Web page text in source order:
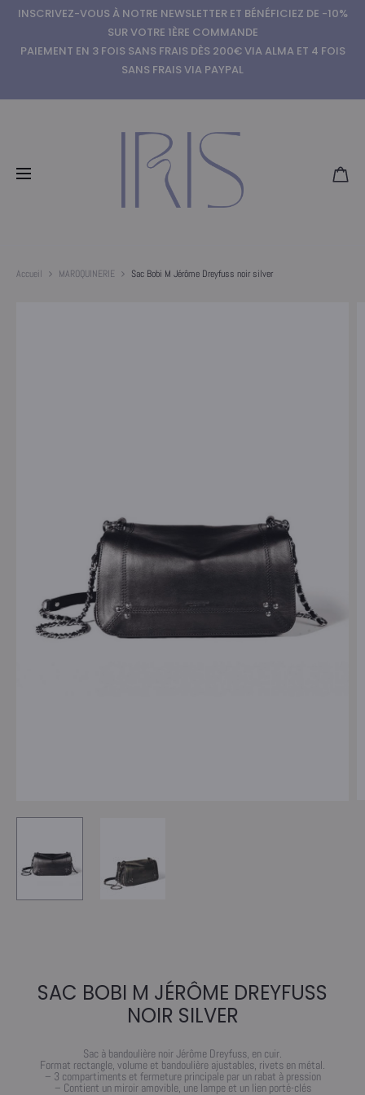
INSCRIVEZ-VOUS À NOTRE NEWSLETTER ET BÉNÉFICIEZ DE -10%
SUR VOTRE 1ÈRE COMMANDE
PAIEMENT EN 3 FOIS SANS FRAIS DÈS 200€ VIA ALMA ET 4 FOIS
SANS FRAIS VIA PAYPAL
Accueil MAROQUINERIE Sac Bobi M Jérôme Dreyfuss noir silver
SAC BOBI M JÉRÔME DREYFUSS
NOIR SILVER
Sac à bandoulière noir Jérôme Dreyfuss, en cuir.
Format rectangle, volume et bandoulière ajustables, rivets en métal.
– 3 compartiments et fermeture principale par un rabat à pression
– Contient un miroir amovible, une lampe et un lien porté-clés